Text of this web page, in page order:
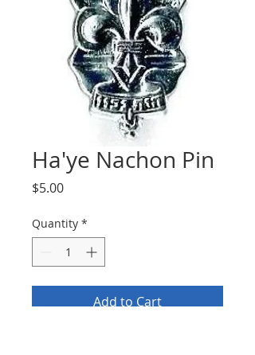
Ha'ye Nachon Pin
$5.00Price
Quantity *
Add to Cart